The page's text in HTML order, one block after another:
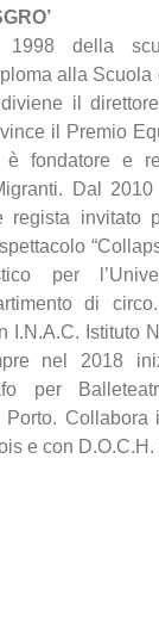
1998 della
alla
il
il Premio
fondatore e
Dal
regista invitato
per
di
I.N.A.C. Istituto
nel 2018
per
Collabora
e con D.O.C.H.